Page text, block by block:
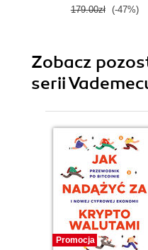
179.00zł (-47%)
Zobacz
serii
Promocja